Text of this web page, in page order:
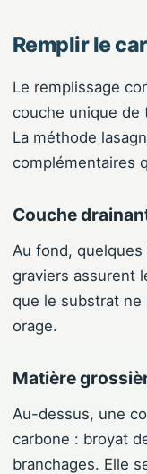
Remplir le
Le remplissage
couche unique de
La méthode
complémentaires
Couche
Au fond,
graviers assurent
que le substrat ne
orage.
Matière
Au-dessus, une
carbone : broyat
branchages. Elle